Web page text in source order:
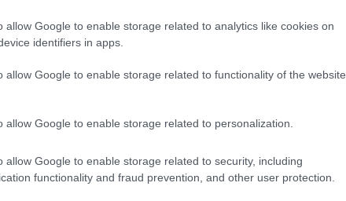
allow Google to enable storage related to analytics like cookies on
identifiers in apps.
allow Google to enable storage related to functionality of the website
allow Google to enable storage related to personalization.
allow Google to enable storage related to security, including
functionality and fraud prevention, and other user protection.